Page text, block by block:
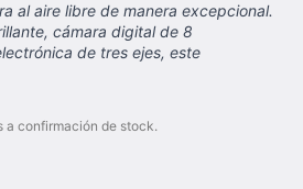
al aire libre de manera excepcional.
cámara digital de 8
de tres ejes, este
a confirmación de stock.